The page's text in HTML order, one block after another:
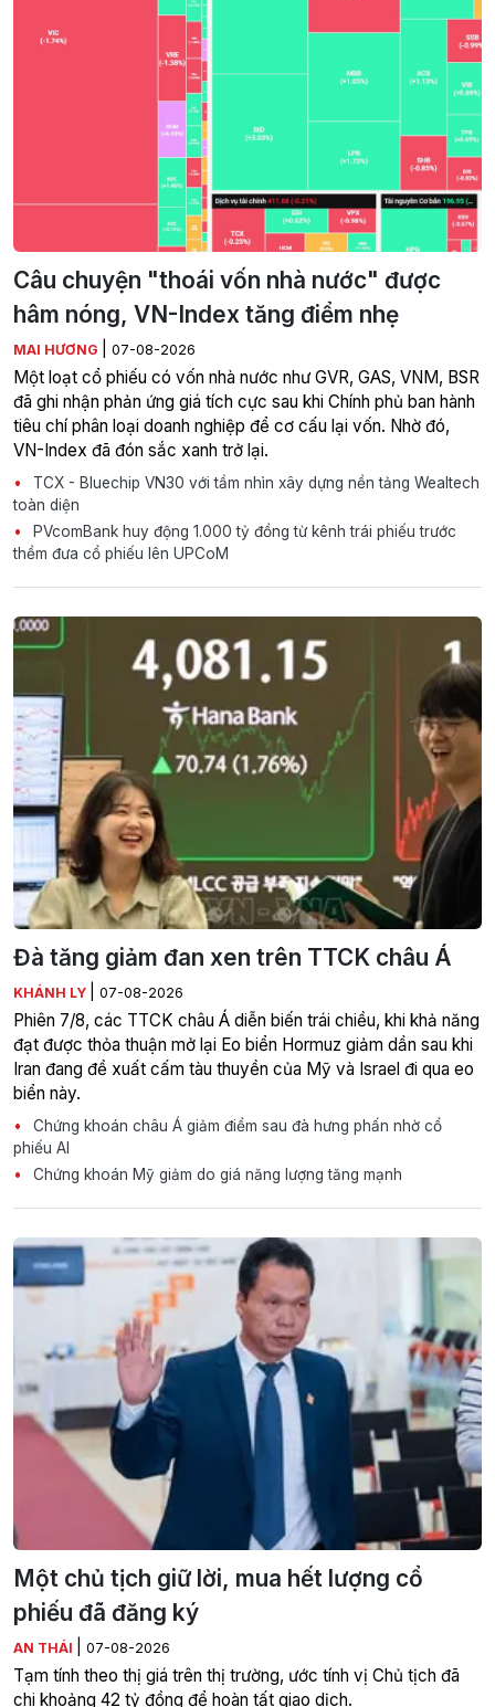
Câu chuyện "thoái vốn nhà nước" được
hâm nóng, VN-Index tăng điểm nhẹ
MAI HƯƠNG 07-08-2026
Một loạt cổ phiếu có vốn nhà nước như GVR, GAS, VNM, BSR
đã ghi nhận phản ứng giá tích cực sau khi Chính phủ ban hành
tiêu chí phân loại doanh nghiệp để cơ cấu lại vốn. Nhờ đó,
VN-Index đã đón sắc xanh trở lại.
TCX - Bluechip VN30 với tầm nhìn xây dựng nền tảng Wealtech
toàn diện
PVcomBank huy động 1.000 tỷ đồng từ kênh trái phiếu trước
thềm đưa cổ phiếu lên UPCoM
Đà tăng giảm đan xen trên TTCK châu Á
KHÁNH LY 07-08-2026
Phiên 7/8, các TTCK châu Á diễn biến trái chiều, khi khả năng
đạt được thỏa thuận mở lại Eo biển Hormuz giảm dần sau khi
Iran đang đề xuất cấm tàu thuyền của Mỹ và Israel đi qua eo
biển này.
Chứng khoán châu Á giảm điểm sau đà hưng phấn nhờ cổ
phiếu AI
Chứng khoán Mỹ giảm do giá năng lượng tăng mạnh
Một chủ tịch giữ lời, mua hết lượng cổ
phiếu đã đăng ký
AN THÁI 07-08-2026
Tạm tính theo thị giá trên thị trường, ước tính vị Chủ tịch đã
chi khoảng 42 tỷ đồng để hoàn tất giao dịch.